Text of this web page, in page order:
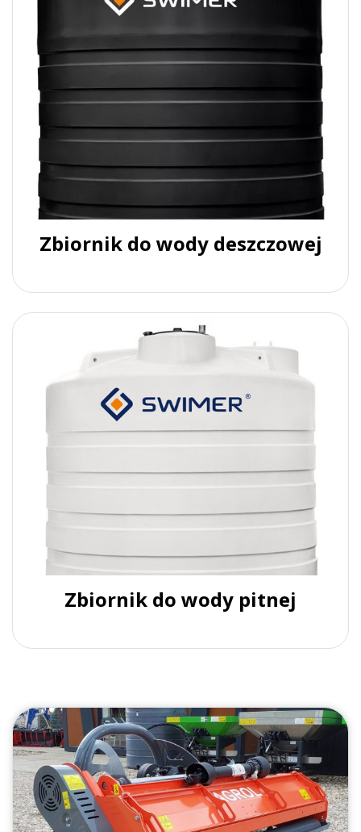
Zbiornik do wody deszczowej
Zbiornik do wody pitnej